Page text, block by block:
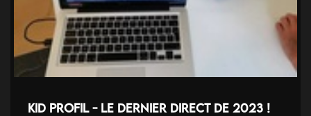
Kid Profil - le dernier direct de 2023 !